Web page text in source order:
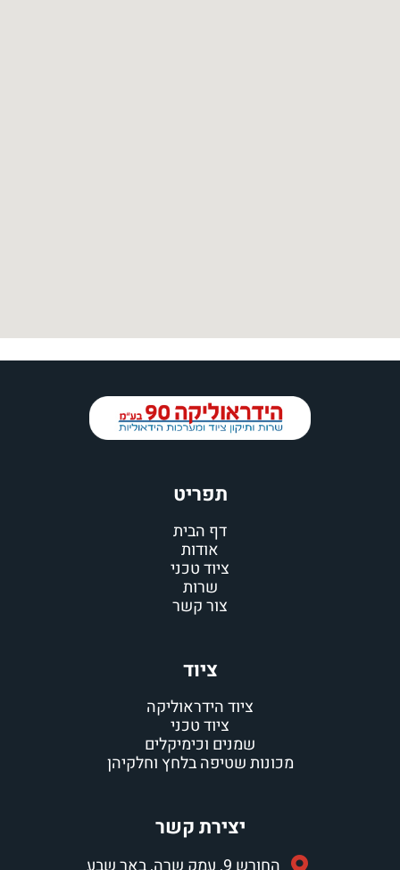
תפריט
דף הבית
אודות
ציוד טכני
שרות
צור קשר
ציוד
ציוד הידראוליקה
ציוד טכני
שמנים וכימיקלים
מכונות שטיפה בלחץ וחלקיהן
יצירת קשר